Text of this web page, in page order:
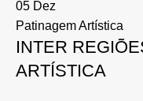
05 Dez
Patinagem Artística
INTER
ARTÍSTICA